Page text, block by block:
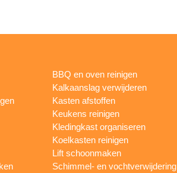
BBQ en oven reinigen
Kalkaanslag verwijderen
Kasten afstoffen
Keukens reinigen
Kledingkast organiseren
Koelkasten reinigen
Lift schoonmaken
Schimmel- en vochtverwijdering